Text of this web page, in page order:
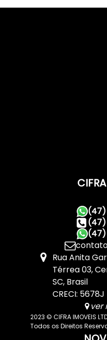
(47)
(47)
(47)
Rua Anita
Térrea 03,
SC, Brasil
CRECI: 5678J
ver
2023 © CIFRA IMOVEIS
Todos os Direitos